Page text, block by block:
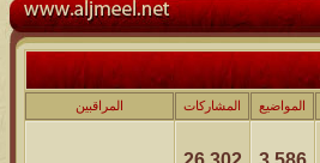
آخر مشاركة
آخر رد:محمد الخضيري
آخر مشاركة
المواضيع المشاركات المراقبين